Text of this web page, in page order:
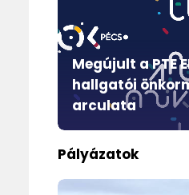
Megújult a PTE
hallgatói
arculata
Pályázatok